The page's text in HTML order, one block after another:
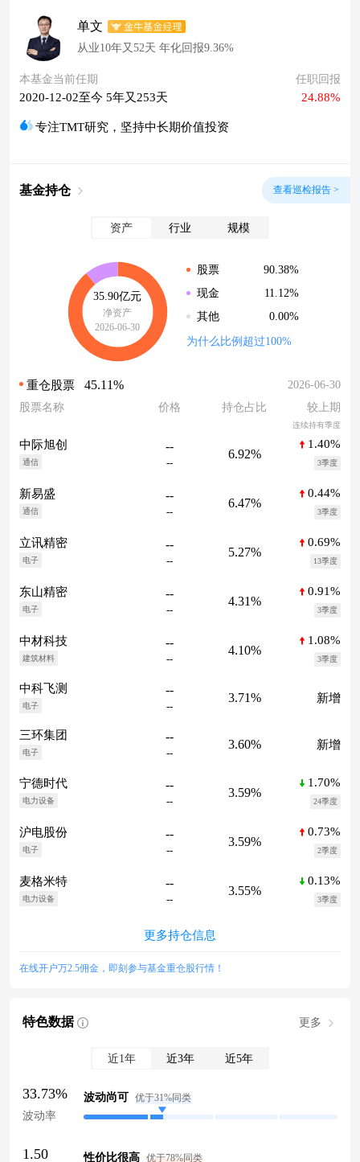
单文
从业10年又52天 年化回报9.36%
本基金当前任期
2020-12-02至今 5年又253天
任职回报
24.88%
专注TMT研究，坚持中长期价值投资
基金持仓 查看巡检报告 >
资产 行业 规模
35.90亿元
净资产
2026-06-30
股票
90.38%
现金
11.12%
其他
0.00%
为什么比例超过100%
重仓股票 45.11%
2026-06-30
股票名称
价格 持仓占比 较上期
连续持有季度
中际旭创
通信
--
--
6.92%
1.40%
3季度
新易盛
通信
--
--
6.47%
0.44%
3季度
立讯精密
电子
--
--
5.27%
0.69%
13季度
东山精密
电子
--
--
4.31%
0.91%
3季度
中材科技
建筑材料
--
--
4.10%
1.08%
3季度
中科飞测
电子
--
--
3.71% 新增
三环集团
电子
--
--
3.60% 新增
宁德时代
电力设备
--
--
3.59%
1.70%
24季度
沪电股份
电子
--
--
3.59%
0.73%
2季度
麦格米特
电力设备
--
--
3.55%
0.13%
3季度
更多持仓信息
在线开户万2.5佣金，即刻参与基金重仓股行情！
特色数据 更多
近1年 近3年 近5年
33.73%
波动率
波动尚可 优于31%同类
1.50 性价比很高 优于78%同类